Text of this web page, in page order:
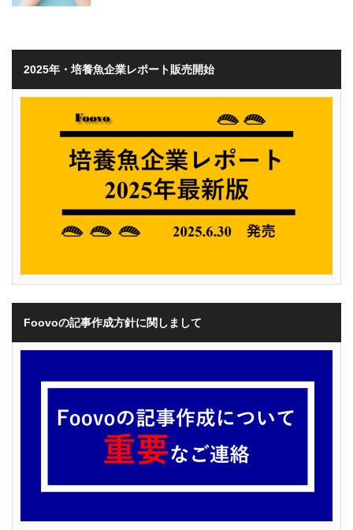
2025年・培養魚企業レポート販売開始
Foovoの記事作成方針に関しまして